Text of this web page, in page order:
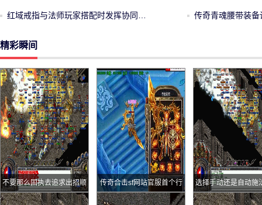
红域戒指与法师玩家搭配时发挥协同… 传奇青魂腰带装备
精彩瞬间
不要那么固执去追求出招顺
序
传奇合击sf网站官服首个行
会居然是15级小号所建建会
选择手动还是自动施
时机